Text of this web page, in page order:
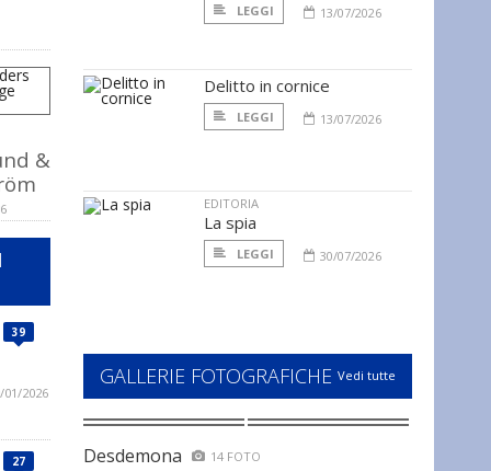
&
39
01/2026
27
LEGGI 13/07/2026
Delitto in cornice
LEGGI 13/07/2026
EDITORIA
La spia
LEGGI 30/07/2026
GALLERIE FOTOGRAFICHE Vedi tutte
Desdemona 14 FOTO